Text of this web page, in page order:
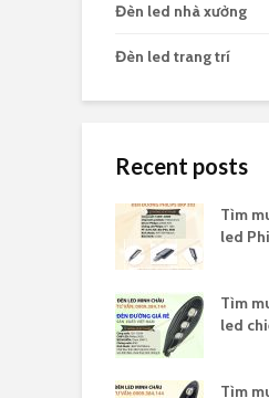
Đèn led nhà xưởng
Đèn led trang trí
Recent posts
Tìm
led
Tìm
led
Tìm